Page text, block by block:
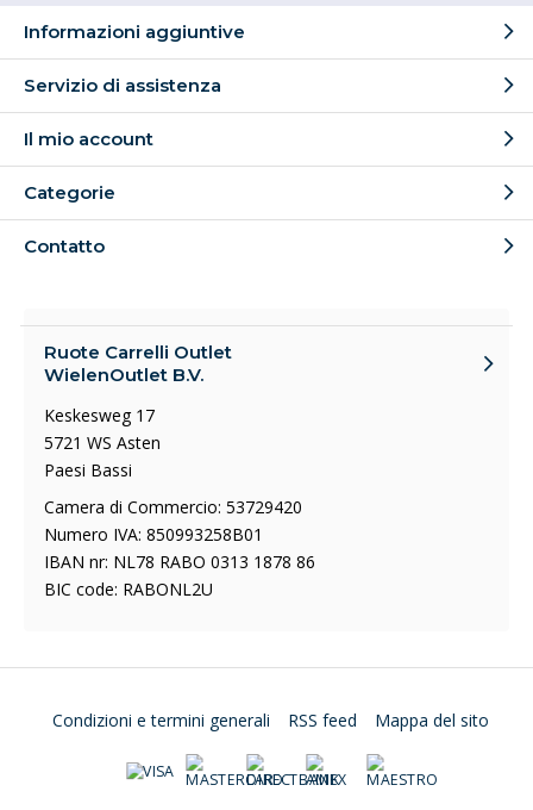
Informazioni aggiuntive
Servizio di assistenza
Il mio account
Categorie
Contatto
Ruote Carrelli Outlet
WielenOutlet B.V.
Keskesweg 17
5721 WS Asten
Paesi Bassi
Camera di Commercio: 53729420
Numero IVA: 850993258B01
IBAN nr: NL78 RABO 0313 1878 86
BIC code: RABONL2U
Condizioni e termini generali RSS feed Mappa del sito